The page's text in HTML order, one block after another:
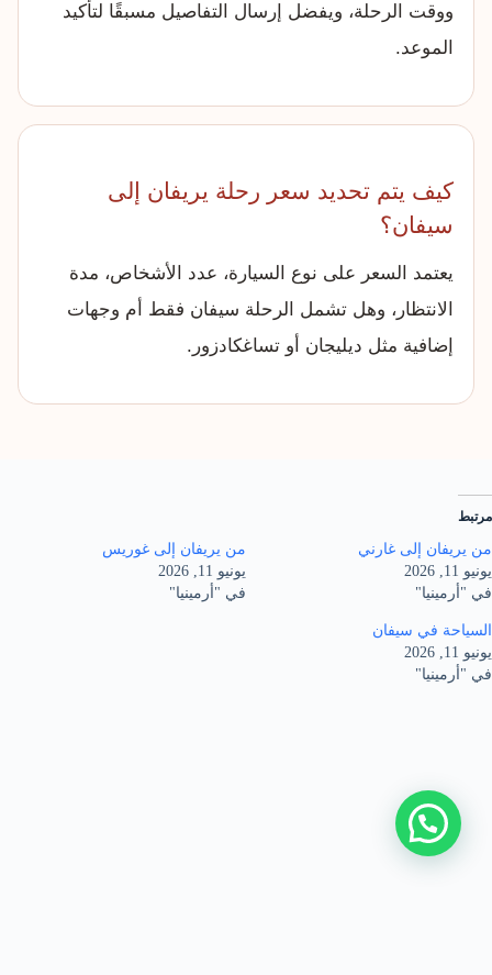
ووقت الرحلة، ويفضل إرسال التفاصيل مسبقًا لتأكيد
الموعد.
كيف يتم تحديد سعر رحلة يريفان إلى
سيفان؟
يعتمد السعر على نوع السيارة، عدد الأشخاص، مدة
الانتظار، وهل تشمل الرحلة سيفان فقط أم وجهات
إضافية مثل ديليجان أو تساغكادزور.
مرتبط
من يريفان إلى غارني
يونيو 11, 2026
في "أرمينيا"
من يريفان إلى غوريس
يونيو 11, 2026
في "أرمينيا"
السياحة في سيفان
يونيو 11, 2026
في "أرمينيا"